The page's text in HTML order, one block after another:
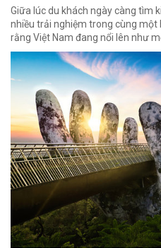
Giữa lúc du khách ngày càng tìm
nhiều trải nghiệm trong cùng một
rằng Việt Nam đang nổi lên như